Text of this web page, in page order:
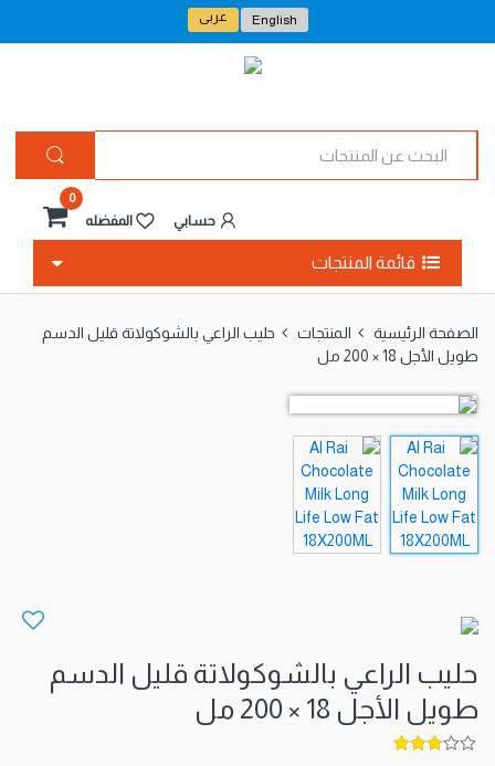
English عربى
ب
ل
ن
ت
ا
ت
0
المفضله حسابي
قائمة المنتجات
الصفحة الرئيسية المنتجات
حليب الراعي بالشوكولاتة قليل الدسم
طويل الأجل 18 × 200 مل
حليب الراعي بالشوكولاتة قليل الدسم
طويل الأجل 18 × 200 مل